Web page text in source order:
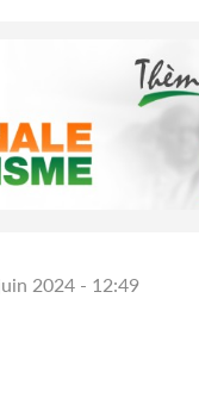
2024 - 12:49